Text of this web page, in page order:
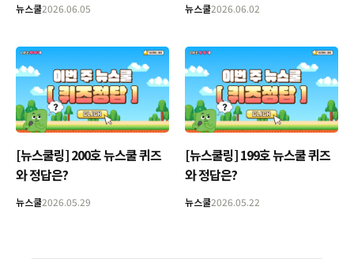
뉴스쿨2026.06.05 뉴스쿨2026.06.02
[뉴스쿨링] 200호 뉴스쿨 퀴즈
와 정답은?
뉴스쿨2026.05.29
[뉴스쿨링] 199호 뉴스쿨 퀴즈
와 정답은?
뉴스쿨2026.05.22